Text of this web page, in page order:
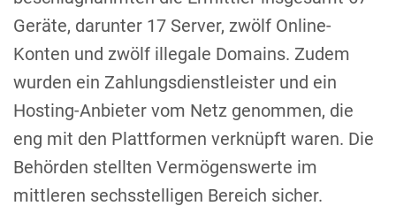
Geräte, darunter 17 Server, zwölf Online-
Konten und zwölf illegale Domains. Zudem
wurden ein Zahlungsdienstleister und ein
Hosting-Anbieter vom Netz genommen, die
eng mit den Plattformen verknüpft waren. Die
Behörden stellten Vermögenswerte im
mittleren sechsstelligen Bereich sicher.